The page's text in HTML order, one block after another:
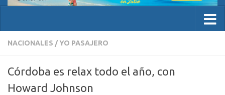
NACIONALES / YO PASAJERO
Córdoba es relax todo el año, con
Howard Johnson